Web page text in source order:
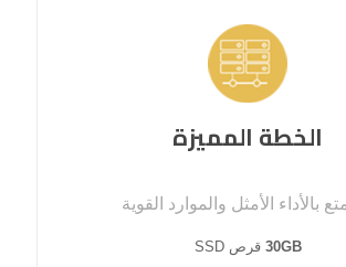
الخطة المميزة
بالأداء الأمثل والموارد القوية
30GB قرص SSD